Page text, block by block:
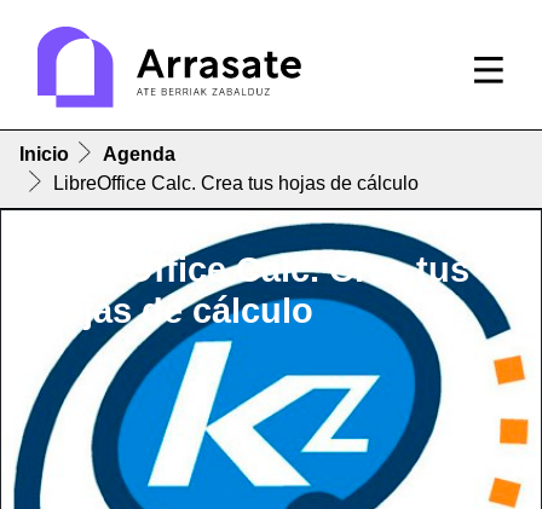
Inicio
Agenda
LibreOffice Calc. Crea tus hojas de cálculo
LibreOffice Calc. Crea tus
hojas de cálculo